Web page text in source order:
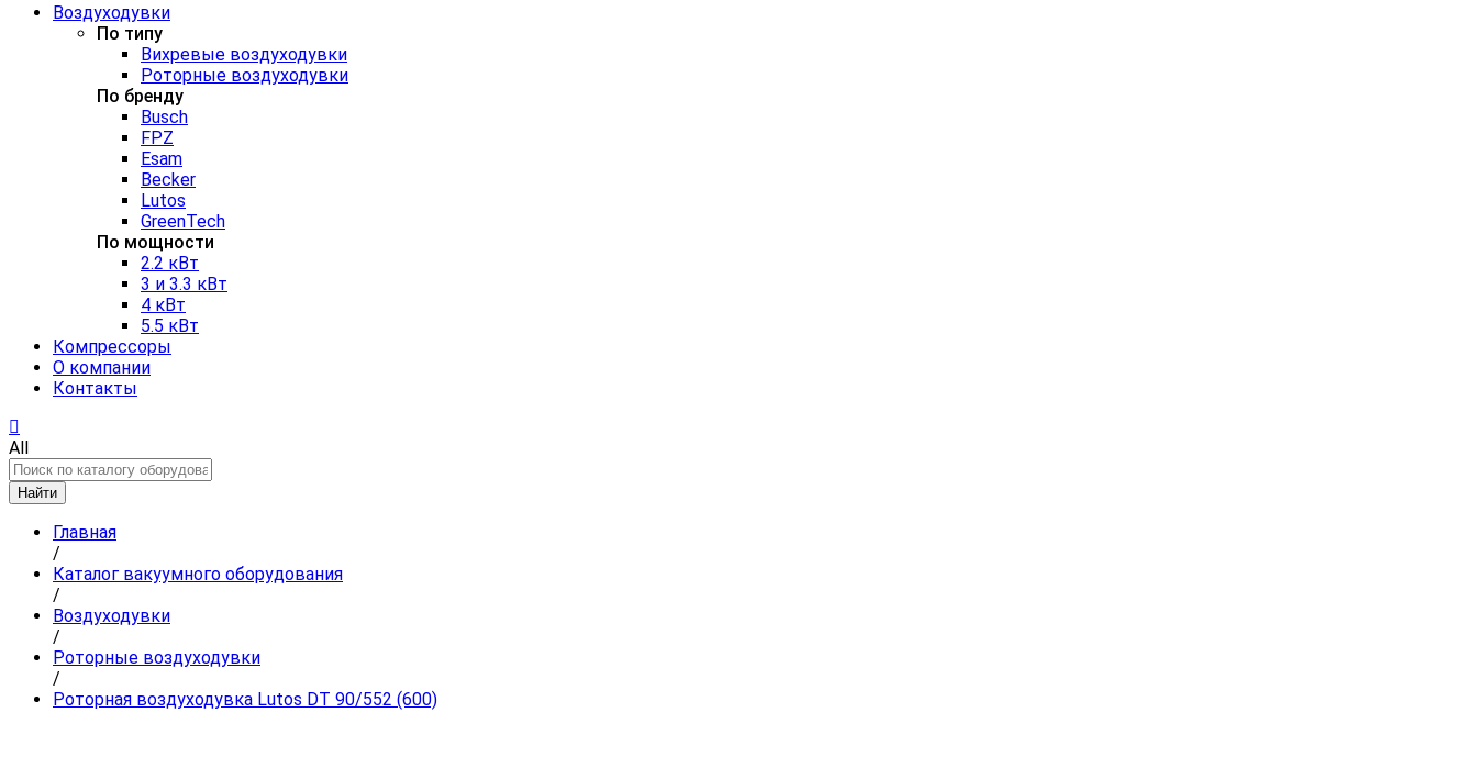
Воздуходувки
По типу
Вихревые воздуходувки
Роторные воздуходувки
По бренду
Busch
FPZ
Esam
Becker
Lutos
GreenTech
По мощности
2.2 кВт
3 и 3.3 кВт
4 кВт
5.5 кВт
Компрессоры
О компании
Контакты
All
Найти
Главная
/
Каталог вакуумного оборудования
/
Воздуходувки
/
Роторные воздуходувки
/
Роторная воздуходувка Lutos DT 90/552 (600)